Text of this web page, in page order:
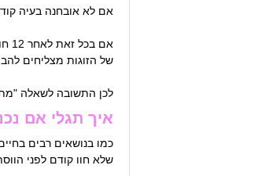
אם לא אובחנה בעיה קודם לכן,
של הזוגות מצליחים
לכן התשובה לשאלה
איך תגלי אם
כמו בנושאים רבים
שלא חוו קודם לפני